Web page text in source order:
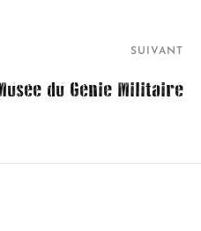
SUIVANT
du Génie Militaire